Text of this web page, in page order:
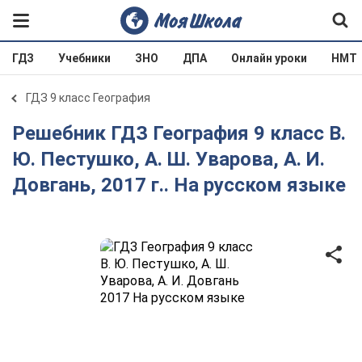
ГДЗ Учебники ЗНО ДПА Онлайн уроки НМТ
ГДЗ 9 класс География
Решебник ГДЗ География 9 класс В.
Ю. Пестушко, А. Ш. Уварова, А. И.
Довгань, 2017 г.. На русском языке